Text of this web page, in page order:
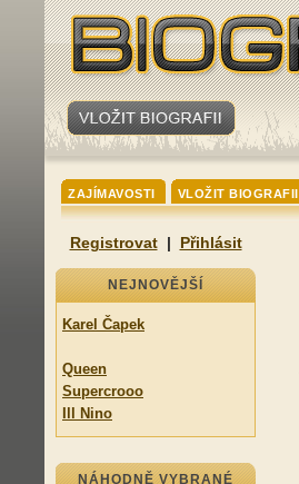
ZAJÍMAVOSTI VLOŽIT BIOGRAFII
Registrovat| Přihlásit
NEJNOVĚJŠÍ
Karel Čapek
Queen
Supercrooo
Ill Nino
NÁHODNĚ VYBRANÉ